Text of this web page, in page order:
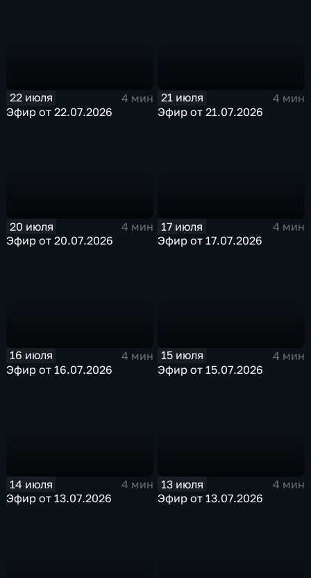
22 июля
4 мин
Эфир от 22.07.2026
21 июля
4 мин
Эфир от 21.07.2026
20 июля
4 мин
Эфир от 20.07.2026
17 июля
4 мин
Эфир от 17.07.2026
16 июля
4 мин
Эфир от 16.07.2026
15 июля
4 мин
Эфир от 15.07.2026
14 июля
4 мин
Эфир от 13.07.2026
13 июля
4 мин
Эфир от 13.07.2026